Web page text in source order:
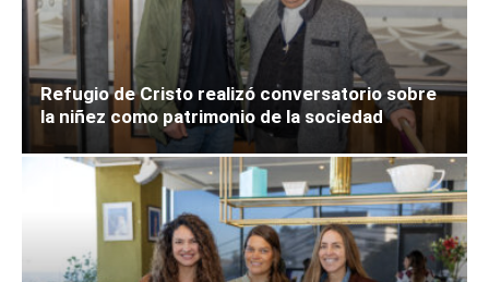
Refugio de Cristo realizó conversatorio sobre
la niñez como patrimonio de la sociedad